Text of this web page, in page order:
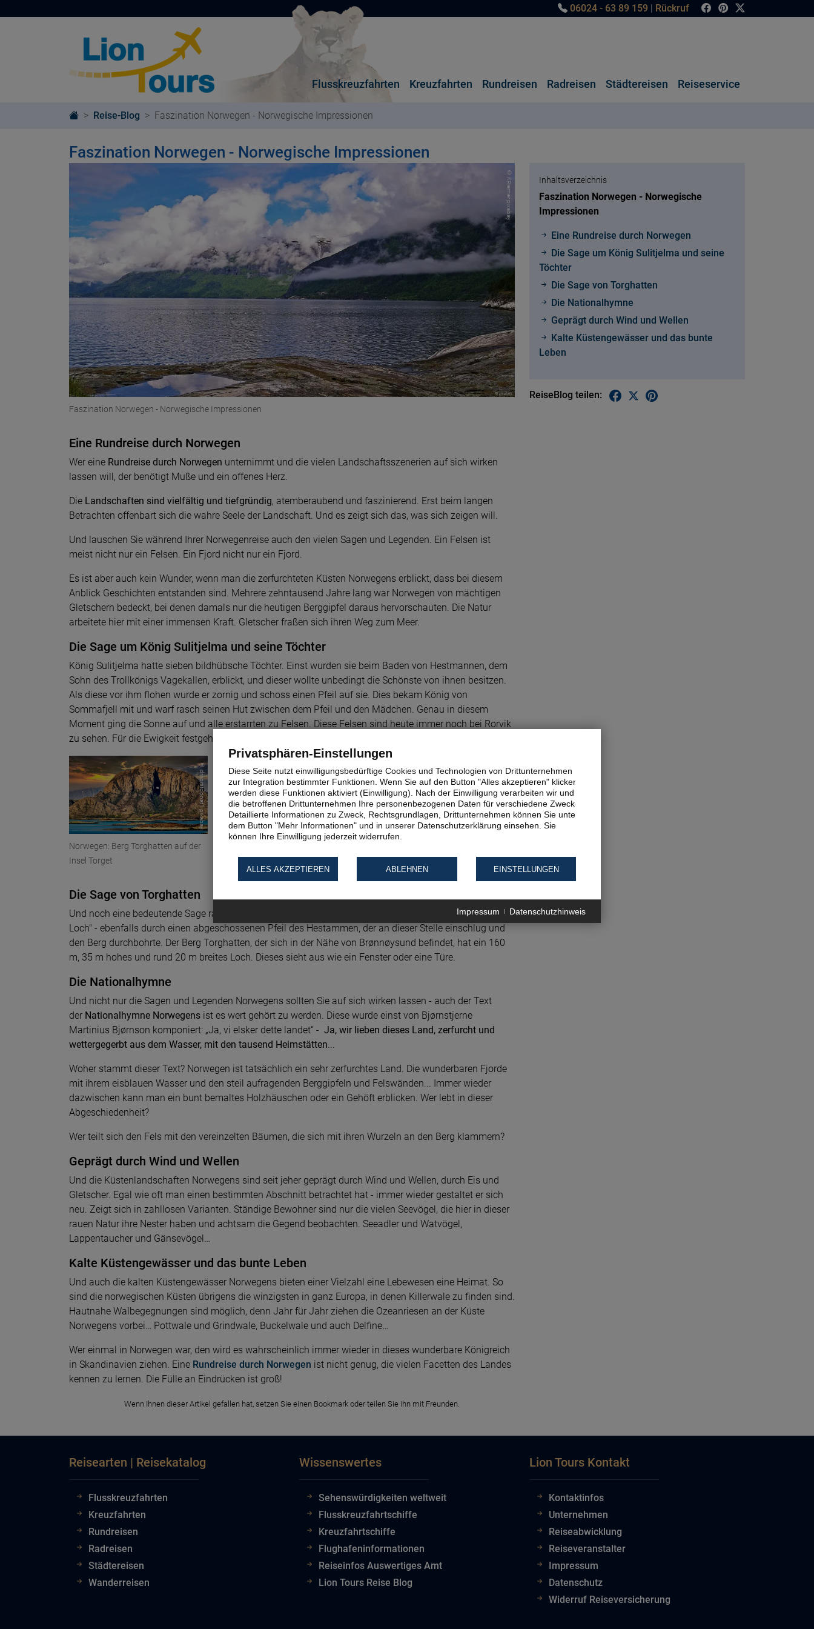
06024 - 63 89 159 | Rückruf
Flusskreuzfahrten Kreuzfahrten Rundreisen Radreisen Städtereisen Reiseservice
Reise-Blog Faszination Norwegen - Norwegische Impressionen
Faszination Norwegen - Norwegische Impressionen
Faszination Norwegen - Norwegische Impressionen
© KRiemer pixabay
Eine Rundreise durch Norwegen
Wer eine Rundreise durch Norwegen unternimmt und die vielen Landschaftsszenerien auf sich wirken
lassen will, der benötigt Muße und ein offenes Herz.
Die Landschaften sind vielfältig und tiefgründig, atemberaubend und faszinierend. Erst beim langen
Betrachten offenbart sich die wahre Seele der Landschaft. Und es zeigt sich das, was sich zeigen will.
Und lauschen Sie während Ihrer Norwegenreise auch den vielen Sagen und Legenden. Ein Felsen ist
meist nicht nur ein Felsen. Ein Fjord nicht nur ein Fjord.
Es ist aber auch kein Wunder, wenn man die zerfurchteten Küsten Norwegens erblickt, dass bei diesem
Anblick Geschichten entstanden sind. Mehrere zehntausend Jahre lang war Norwegen von mächtigen
Gletschern bedeckt, bei denen damals nur die heutigen Berggipfel daraus hervorschauten. Die Natur
arbeitete hier mit einer immensen Kraft. Gletscher fraßen sich ihren Weg zum Meer.
Die Sage um König Sulitjelma und seine Töchter
König Sulitjelma hatte sieben bildhübsche Töchter. Einst wurden sie beim Baden von Hestmannen, dem
Sohn des Trollkönigs Vagekallen, erblickt, und dieser wollte unbedingt die Schönste von ihnen besitzen.
Als diese vor ihm flohen wurde er zornig und schoss einen Pfeil auf sie. Dies bekam König von
Sommafjell mit und warf rasch seinen Hut zwischen dem Pfeil und den Mädchen. Genau in diesem
Moment ging die Sonne auf und alle erstarrten zu Felsen. Diese Felsen sind heute immer noch bei Rorvik
zu sehen. Für die Ewigkeit festgehalten in der Sage über Lekamøya.
Norwegen: Berg Torghatten auf der
Insel Torget
© drhorstdonat1 pixabay © Lion Tours GmbH © Lion Tours GmbH
Die Sage von Torghatten
Und noch eine bedeutende Sage rankt sich um Hestmannen. So entstand Torghatten - der "Berg mit
Loch" - ebenfalls durch einen abgeschossenen Pfeil des Hestammen, der an dieser Stelle einschlug und
den Berg durchbohrte. Der Berg Torghatten, der sich in der Nähe von Brønnøysund befindet, hat ein 160
m, 35 m hohes und rund 20 m breites Loch. Dieses sieht aus wie ein Fenster oder eine Türe.
Die Nationalhymne
Und nicht nur die Sagen und Legenden Norwegens sollten Sie auf sich wirken lassen - auch der Text
der Nationalhymne Norwegens ist es wert gehört zu werden. Diese wurde einst von Bjørnstjerne
Martinius Bjørnson komponiert: „Ja, vi elsker dette landet“ - Ja, wir lieben dieses Land, zerfurcht und
wettergegerbt aus dem Wasser, mit den tausend Heimstätten...
Woher stammt dieser Text? Norwegen ist tatsächlich ein sehr zerfurchtes Land. Die wunderbaren Fjorde
mit ihrem eisblauen Wasser und den steil aufragenden Berggipfeln und Felswänden... Immer wieder
dazwischen kann man ein bunt bemaltes Holzhäuschen oder ein Gehöft erblicken. Wer lebt in dieser
Abgeschiedenheit?
Wer teilt sich den Fels mit den vereinzelten Bäumen, die sich mit ihren Wurzeln an den Berg klammern?
Geprägt durch Wind und Wellen
Und die Küstenlandschaften Norwegens sind seit jeher geprägt durch Wind und Wellen, durch Eis und
Gletscher. Egal wie oft man einen bestimmten Abschnitt betrachtet hat - immer wieder gestaltet er sich
neu. Zeigt sich in zahllosen Varianten. Ständige Bewohner sind nur die vielen Seevögel, die hier in dieser
rauen Natur ihre Nester haben und achtsam die Gegend beobachten. Seeadler und Watvögel,
Lappentaucher und Gänsevögel…
Kalte Küstengewässer und das bunte Leben
Und auch die kalten Küstengewässer Norwegens bieten einer Vielzahl eine Lebewesen eine Heimat. So
sind die norwegischen Küsten übrigens die winzigsten in ganz Europa, in denen Killerwale zu finden sind.
Hautnahe Walbegegnungen sind möglich, denn Jahr für Jahr ziehen die Ozeanriesen an der Küste
Norwegens vorbei… Pottwale und Grindwale, Buckelwale und auch Delfine…
Wer einmal in Norwegen war, den wird es wahrscheinlich immer wieder in dieses wunderbare Königreich
in Skandinavien ziehen. Eine Rundreise durch Norwegen ist nicht genug, die vielen Facetten des Landes
kennen zu lernen. Die Fülle an Eindrücken ist groß!
Wenn Ihnen dieser Artikel gefallen hat, setzen Sie einen Bookmark oder teilen Sie ihn mit Freunden.
Inhaltsverzeichnis
Faszination Norwegen - Norwegische
Impressionen
Eine Rundreise durch Norwegen
Die Sage um König Sulitjelma und seine
Töchter
Die Sage von Torghatten
Die Nationalhymne
Geprägt durch Wind und Wellen
Kalte Küstengewässer und das bunte
Leben
ReiseBlog teilen:
Reisearten | Reisekatalog
Flusskreuzfahrten
Kreuzfahrten
Rundreisen
Radreisen
Städtereisen
Wanderreisen
Wissenswertes
Sehenswürdigkeiten weltweit
Flusskreuzfahrtschiffe
Kreuzfahrtschiffe
Flughafeninformationen
Reiseinfos Auswertiges Amt
Lion Tours Reise Blog
Lion Tours Kontakt
Kontaktinfos
Unternehmen
Reiseabwicklung
Reiseveranstalter
Impressum
Datenschutz
Widerruf Reiseversicherung
Privatsphären-Einstellungen
Diese Seite nutzt einwilligungsbedürftige Cookies und Technologien von Drittunternehmen
zur Integration bestimmter Funktionen. Wenn Sie auf den Button "Alles akzeptieren" klicken,
werden diese Funktionen aktiviert (Einwilligung). Nach der Einwilligung verarbeiten wir und
die betroffenen Drittunternehmen Ihre personenbezogenen Daten für verschiedene Zwecke.
Detaillierte Informationen zu Zweck, Rechtsgrundlagen, Drittunternehmen können Sie unter
dem Button "Mehr Informationen" und in unserer Datenschutzerklärung einsehen. Sie
können Ihre Einwilligung jederzeit widerrufen.
ALLES AKZEPTIEREN ABLEHNEN EINSTELLUNGEN
Impressum Datenschutzhinweis